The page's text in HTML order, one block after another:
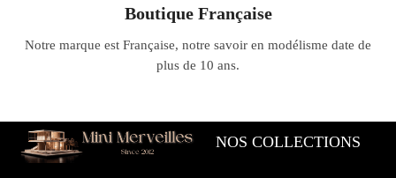
Boutique Française
Notre marque est Française, notre savoir en modélisme date de
plus de 10 ans.
NOS COLLECTIONS